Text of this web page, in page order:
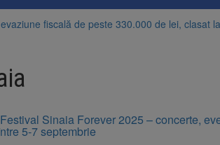
fiscală de peste 330.000 de lei, clasat
Brașov amenință cu sistarea plăților către Brai-
de lângă Piața Star din Brașov au fost
Belvedere de pe Tâmpa intră în renovare.
cele mai mari parcuri ale Brașovului va fi
Sinaia Forever 2025 – concerte,
5-7 septembrie